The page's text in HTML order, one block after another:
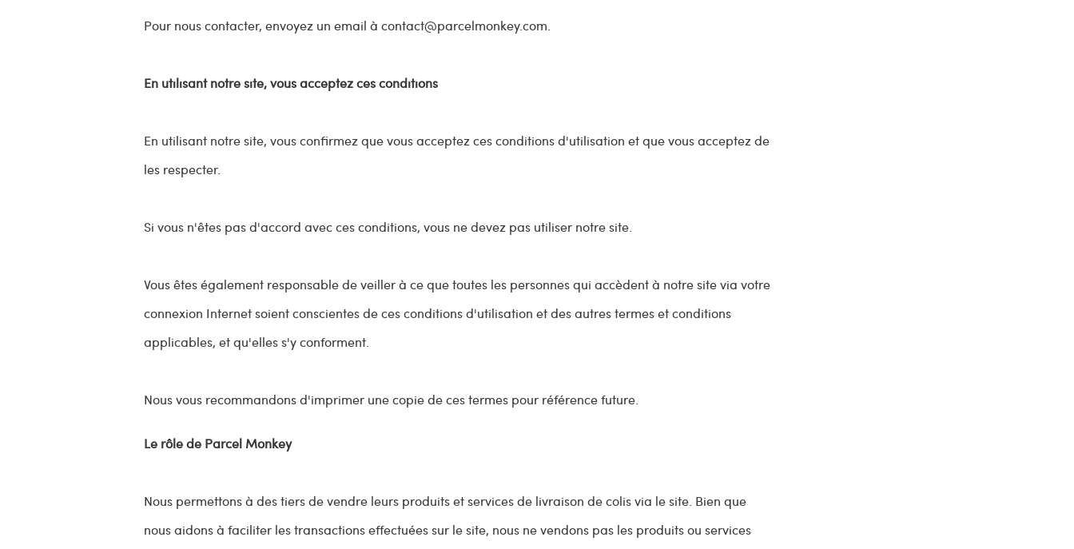
Pour nous contacter, envoyez un email àcontact@parcelmonkey.com.
En utilisant notre site, vous acceptez ces conditions
En utilisant notre site, vous confirmez que vous acceptez ces conditions d'utilisation et que vous acceptez de
les respecter.
Si vous n'êtes pas d'accord avec ces conditions, vous ne devez pas utiliser notre site.
Vous êtes également responsable de veiller à ce que toutes les personnes qui accèdent à notre site via votre
connexion Internet soient conscientes de ces conditions d'utilisation et des autres termes et conditions
applicables, et qu'elles s'y conforment.
Nous vous recommandons d'imprimer une copie de ces termes pour référence future.
Le rôle de Parcel Monkey
Nous permettons à des tiers de vendre leurs produits et services de livraison de colis via le site. Bien que
nous aidons à faciliter les transactions effectuées sur le site, nous ne vendons pas les produits ou services